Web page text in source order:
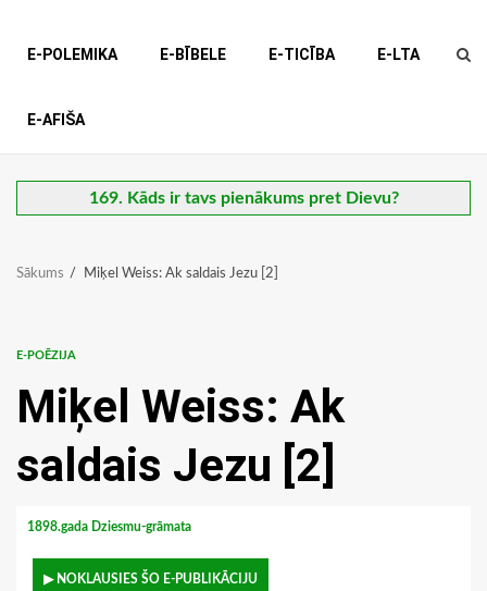
E-POLEMIKA E-BĪBELE E-TICĪBA E-LTA
E-AFIŠA
169. Kāds ir tavs pienākums pret Dievu?
Sākums Miķel Weiss: Ak saldais Jezu [2]
E-POĒZIJA
Miķel Weiss: Ak
saldais Jezu [2]
1898.gada Dziesmu-grāmata
▶ NOKLAUSIES ŠO E-PUBLIKĀCIJU